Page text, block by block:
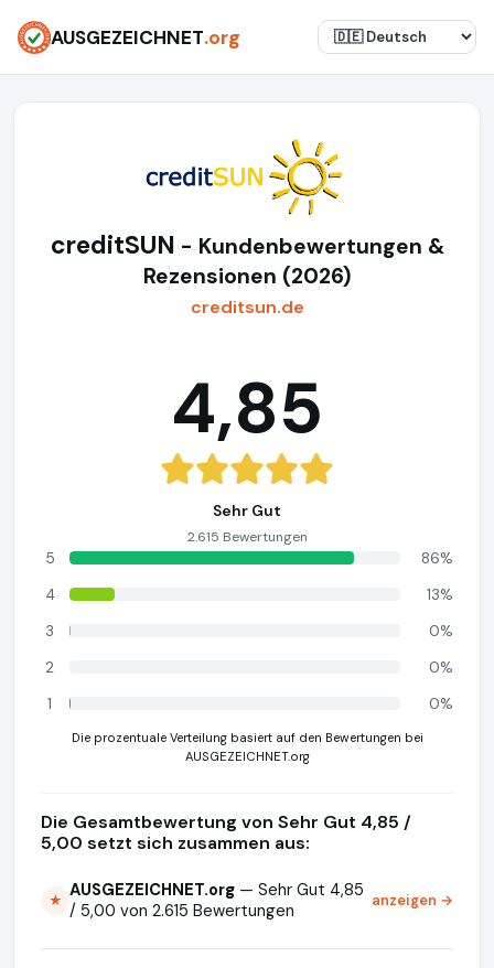
AUSGEZEICHNET.org
creditSUN - Kundenbewertungen &
Rezensionen (2026)
creditsun.de
4,85
Sehr Gut
2.615 Bewertungen
5
86%
4
13%
3
0%
2
0%
1
0%
Die prozentuale Verteilung basiert auf den Bewertungen bei
AUSGEZEICHNET.org
Die Gesamtbewertung von Sehr Gut 4,85 /
5,00 setzt sich zusammen aus:
★ AUSGEZEICHNET.org — Sehr Gut 4,85
/ 5,00 von 2.615 Bewertungen
anzeigen →